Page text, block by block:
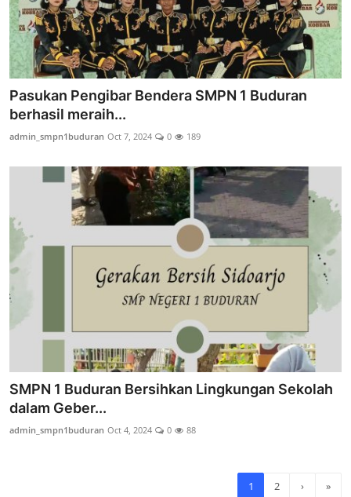
Pasukan Pengibar Bendera SMPN 1 Buduran
berhasil meraih...
admin_smpn1buduran Oct 7, 2024 0 189
SMPN 1 Buduran Bersihkan Lingkungan Sekolah
dalam Geber...
admin_smpn1buduran Oct 4, 2024 0 88
1 2 › »